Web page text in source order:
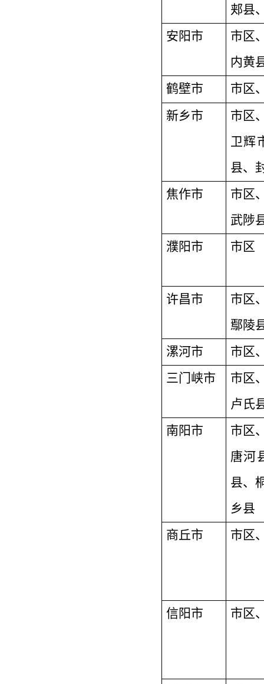
郏县
安阳市
市区
内黄
鹤壁市
市区
新乡市
市区
卫辉
县、
焦作市
市区
武陟
濮阳市
市区
许昌市
市区
鄢陵
漯河市
市区
三门峡市
市区
卢氏
南阳市
市区
唐河
县、
乡县
商丘市
市区
信阳市 市区